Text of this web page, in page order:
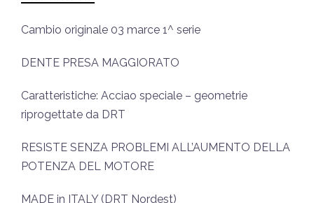
Cambio originale 03 marce 1^ serie
DENTE PRESA MAGGIORATO
Caratteristiche: Acciao speciale – geometrie
riprogettate da DRT
RESISTE SENZA PROBLEMI ALL’AUMENTO DELLA
POTENZA DEL MOTORE
MADE in ITALY (DRT Nordest)